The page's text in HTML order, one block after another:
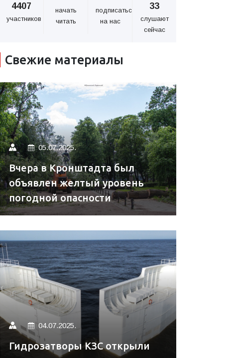
4407
участников
начать
читать
подписаться
на нас
33
слушают
сейчас
Свежие материалы
05.07.2025.
Вчера в Кронштадта был
объявлен желтый уровень
погодной опасности
04.07.2025.
Гидрозатворы КЗС открыли